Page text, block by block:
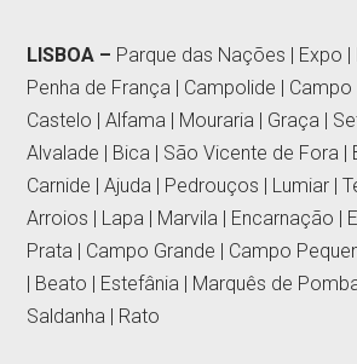
LISBOA – Parque das Nações | Expo |
Penha de França | Campolide | Campo
Castelo | Alfama | Mouraria | Graça |
Alvalade | Bica | São Vicente de Fora |
Carnide | Ajuda | Pedrouços | Lumiar |
Arroios | Lapa | Marvila | Encarnação |
Prata | Campo Grande | Campo
| Beato | Estefânia | Marquês de
Saldanha | Rato